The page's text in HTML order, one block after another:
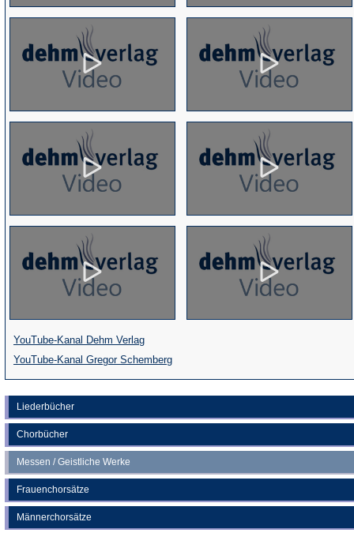
Liederbücher
Chorbücher
Messen / Geistliche Werke
Frauenchorsätze
Männerchorsätze
YouTube-Kanal Dehm Verlag(Öffnet
in
einem
neuen
Tab)
YouTube-Kanal Gregor Schemberg(Öffnet
in
einem
neuen